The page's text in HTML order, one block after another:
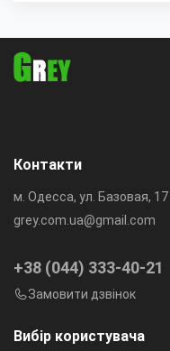
Вибір користувача
Контакти
м. Одесса, ул. Базовая, 17
grey.com.ua@gmail.com
+38 (044) 333-40-21
Замовити дзвінок